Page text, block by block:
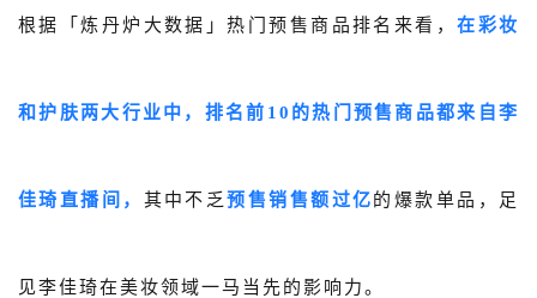
根据「炼丹炉大数据」热门预售商品排名来看，在彩妆
和护肤两大行业中，排名前10的热门预售商品都来自李
佳琦直播间， 其中不乏预售销售额过亿的爆款单品，足
见李佳琦在美妆领域一马当先的影响力。